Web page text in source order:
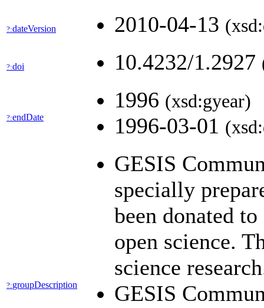
?:dateVersion 2010-04-13
?:doi 10.4232/1.2927
?:endDate
1996 (xsd:gyear)
1996-03-01
?:groupDescription
GESIS
specially
been donated
open science.
science
GESIS